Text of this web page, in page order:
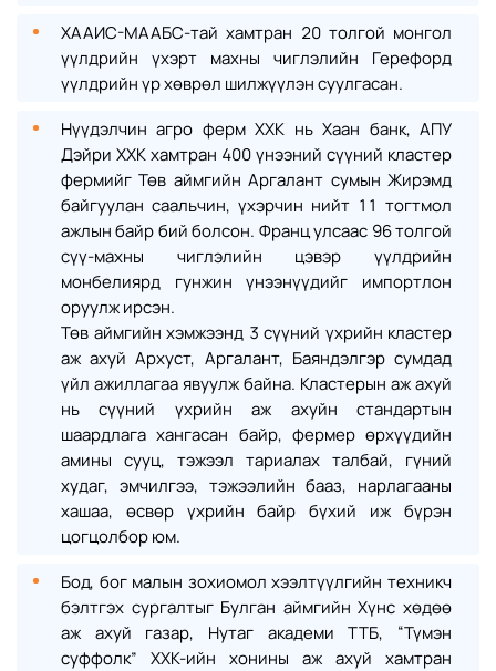
ХААИС-МААБС-тай хамтран 20 толгой монгол
үүлдрийн үхэрт махны чиглэлийн Герефорд
үүлдрийн үр хөврөл шилжүүлэн суулгасан.
Нүүдэлчин агро ферм ХХК нь Хаан банк, АПУ
Дэйри ХХК хамтран 400 үнээний сүүний кластер
фермийг Төв аймгийн Аргалант сумын Жирэмд
байгуулан саальчин, үхэрчин нийт 11 тогтмол
ажлын байр бий болсон. Франц улсаас 96 толгой
сүү-махны чиглэлийн цэвэр үүлдрийн
монбелиярд гунжин үнээнүүдийг импортлон
оруулж ирсэн.
Төв аймгийн хэмжээнд 3 сүүний үхрийн кластер
аж ахуй Архуст, Аргалант, Баяндэлгэр сумдад
үйл ажиллагаа явуулж байна. Кластерын аж ахуй
нь сүүний үхрийн аж ахуйн стандартын
шаардлага хангасан байр, фермер өрхүүдийн
амины сууц, тэжээл тариалах талбай, гүний
худаг, эмчилгээ, тэжээлийн бааз, нарлагааны
хашаа, өсвөр үхрийн байр бүхий иж бүрэн
цогцолбор юм.
Бод, бог малын зохиомол хээлтүүлгийн техникч
бэлтгэх сургалтыг Булган аймгийн Хүнс хөдөө
аж ахуй газар, Нутаг академи ТТБ, “Түмэн
суффолк” ХХК-ийн хонины аж ахуй хамтран